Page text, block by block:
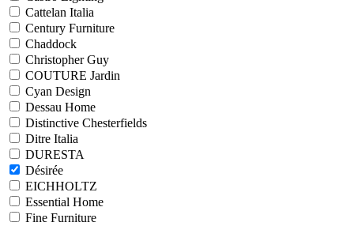
Cattelan Italia
Century Furniture
Chaddock
Christopher Guy
COUTURE Jardin
Cyan Design
Dessau Home
Distinctive Chesterfields
Ditre Italia
DURESTA
Désirée
EICHHOLTZ
Essential Home
Fine Furniture